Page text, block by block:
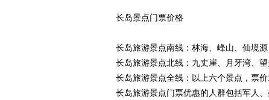
长岛景点门票价格
长岛旅游景点南线：林海、峰山、仙境源
长岛旅游景点北线：九丈崖、月牙湾、
长岛旅游景点全线：以上六个景点，票价
长岛旅游景点门票优惠的人群包括军人